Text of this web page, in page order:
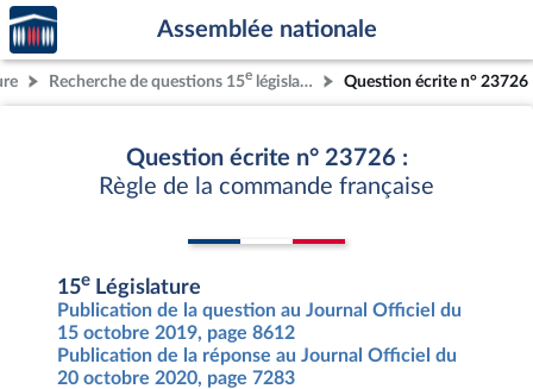
Aller au contenu
Aller en bas de la page
Accèder
à la
page
d'accueil
Assemblée nationale
Recherche de questions 15e législature Question écrite n° 23726
Question écrite n° 23726 :
Règle de la commande française
15e Législature
Publication de la question au Journal Officiel du
15 octobre 2019, page 8612
Publication de la réponse au Journal Officiel du
20 octobre 2020, page 7283